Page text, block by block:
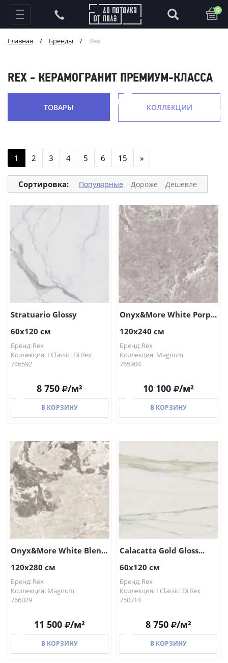
0
Главная / Бренды / Rex
REX - КЕРАМОГРАНИТ ПРЕМИУМ-КЛАССА
ТОВАРЫ КОЛЛЕКЦИИ
1 2 3 4 5 6 15 »
Сортировка: Популярные Дороже Дешевле
Stratuario Glossy
60x120 см
Бренд: Rex
Коллекция: I Classici Di Rex
746592
8 750 /м²
В КОРЗИНУ
В КОРЗИНУ
Onyx&More White Porp...
120x240 см
Бренд: Rex
Коллекция: Magnum
765904
10 100 /м²
В КОРЗИНУ
В КОРЗИНУ
Onyx&More White Blen...
120x280 см
Бренд: Rex
Коллекция: Magnum
766029
11 500 /м²
В КОРЗИНУ
Calacatta Gold Gloss...
60x120 см
Бренд: Rex
Коллекция: I Classici Di Rex
750714
8 750 /м²
В КОРЗИНУ